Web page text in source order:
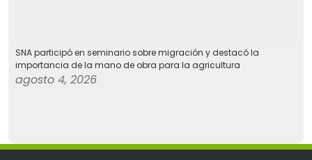
SNA participó en seminario sobre migración y destacó la
importancia de la mano de obra para la agricultura
agosto 4, 2026